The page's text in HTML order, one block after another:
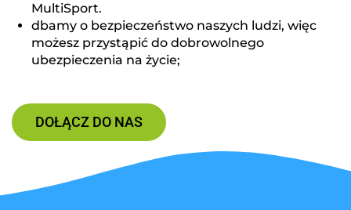
MultiSport.
dbamy o bezpieczeństwo naszych ludzi, więc
możesz przystąpić do dobrowolnego
ubezpieczenia na życie;
DOŁĄCZ DO NAS